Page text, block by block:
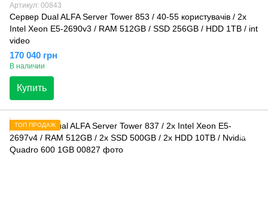
Артикул: 00843
Сервер Dual ALFA Server Tower 853 / 40-55 кopиcтувaчів / 2х
Intel Xeon E5-2690v3 / RAM 512GB / SSD 256GB / HDD 1TB / int
video
170 040 грн
В наличии
Купить
ТОП ПРОДАЖ